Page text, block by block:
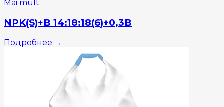
Mai mult
NPK(S)+B 14:18:18(6)+0,3B
Подробнее →